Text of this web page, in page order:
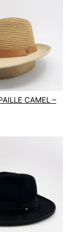
CAMEL –